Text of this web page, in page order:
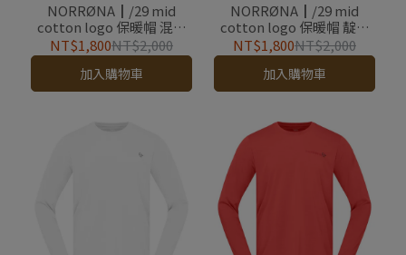
NORRØNA┃/29 mid
cotton logo 保暖帽 混合
灰
NT$1,800NT$2,000
加入購物車
NORRØNA┃/29 mid
cotton logo 保暖帽 靛青
藍
NT$1,800NT$2,000
加入購物車